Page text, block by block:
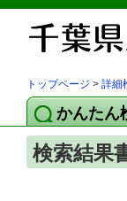
トップページ > 詳細
かんたん
検索結果